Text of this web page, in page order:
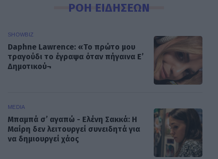
ΡΟΗ ΕΙΔΗΣΕΩΝ
SHOWBIZ
Daphne Lawrence: «Το πρώτο μου
τραγούδι το έγραψα όταν πήγαινα Ε’
Δημοτικού¬
MEDIA
Μπαμπά σ’ αγαπώ - Ελένη Σακκά: Η
Μαίρη δεν λειτουργεί συνειδητά για
να δημιουργεί χάος